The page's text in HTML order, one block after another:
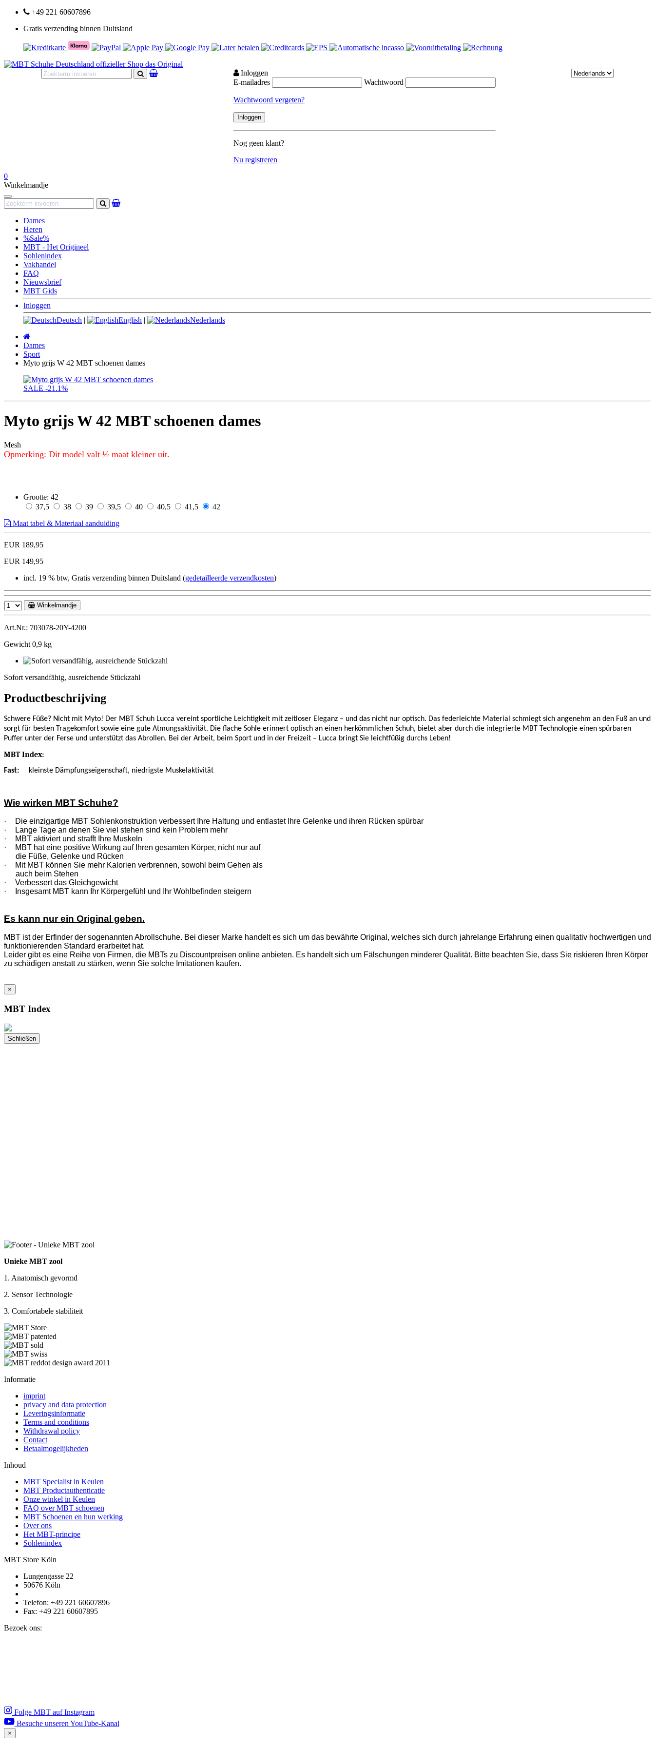
+49 221 60607896
Gratis verzending binnen Duitsland
Zoeken
Inloggen
E-mailadres
Wachtwoord
Wachtwoord vergeten?
Nog geen klant?
Nu registreren
0
Winkelmandje
Navigation
Zoeken
Dames
Heren
%Sale%
MBT - Het Origineel
Sohlenindex
Vakhandel
FAQ
Nieuwsbrief
MBT Gids
Inloggen
Deutsch | English |
Nederlands
Dames
Sport
Myto grijs W 42 MBT schoenen dames
SALE -21.1%
Myto grijs W 42 MBT schoenen dames
Mesh
Opmerking: Dit model valt ½ maat kleiner uit.
Grootte: 42
37,5
38 39 39,5 40 40,5 41,5
42
Maat tabel & Materiaal aanduiding
EUR 189,95
EUR 149,95
incl. 19 % btw, Gratis verzending binnen Duitsland (gedetailleerde verzendkosten)
Winkelmandje
Art.Nr.: 703078-20Y-4200
Gewicht 0,9 kg
Sofort versandfähig, ausreichende Stückzahl
Productbeschrijving
Schwere Füße? Nicht mit Myto! Der MBT Schuh Lucca vereint sportliche Leichtigkeit mit zeitloser Eleganz – und das nicht nur optisch. Das federleichte Material schmiegt sich angenehm an den Fuß an und
sorgt für besten Tragekomfort sowie eine gute Atmungsaktivität. Die flache Sohle erinnert optisch an einen herkömmlichen Schuh, bietet aber durch die integrierte MBT Technologie einen spürbaren
Puffer unter der Ferse und unterstützt das Abrollen. Bei der Arbeit, beim Sport und in der Freizeit – Lucca bringt Sie leichtfüßig durchs Leben!
MBT Index:
Fast: kleinste Dämpfungseigenschaft, niedrigste Muskelaktivität
Wie wirken MBT Schuhe?
·
Die einzigartige MBT Sohlenkonstruktion verbessert Ihre Haltung und entlastet Ihre Gelenke und ihren Rücken spürbar
·
Lange Tage an denen Sie viel stehen sind kein Problem mehr
·
MBT aktiviert und strafft Ihre Muskeln
·
MBT hat eine positive Wirkung auf Ihren gesamten Körper, nicht nur auf
die Füße, Gelenke und Rücken
·
Mit MBT können Sie mehr Kalorien verbrennen, sowohl beim Gehen als
auch beim Stehen
·
Verbessert das Gleichgewicht
·
Insgesamt MBT kann Ihr Körpergefühl und Ihr Wohlbefinden steigern
Es kann nur ein Original geben.
MBT ist der Erfinder der sogenannten Abrollschuhe. Bei dieser Marke handelt es sich um das bewährte Original, welches sich durch jahrelange Erfahrung einen qualitativ hochwertigen und
funktionierenden Standard erarbeitet hat.
Leider gibt es eine Reihe von Firmen, die MBTs zu Discountpreisen online anbieten. Es handelt sich um Fälschungen minderer Qualität. Bitte beachten Sie, dass Sie riskieren Ihren Körper
zu schädigen anstatt zu stärken, wenn Sie solche Imitationen kaufen.
×
MBT Index
Schließen
Unieke MBT zool
1. Anatomisch gevormd
2. Sensor Technologie
3. Comfortabele stabiliteit
Informatie
imprint
privacy and data protection
Leveringsinformatie
Terms and conditions
Withdrawal policy
Contact
Betaalmogelijkheden
Inhoud
MBT Specialist in Keulen
MBT Productauthenticatie
Onze winkel in Keulen
FAQ over MBT schoenen
MBT Schoenen en hun werking
Over ons
Het MBT-principe
Sohlenindex
MBT Store Köln
Lungengasse 22
50676 Köln
Telefon: +49 221 60607896
Fax: +49 221 60607895
Bezoek ons:
Folge MBT auf Instagram
Besuche unseren YouTube-Kanal
×
Close